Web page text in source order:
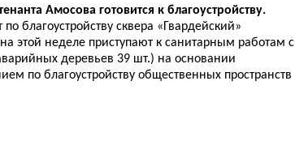
Амосова готовится к благоустройству.
благоустройству сквера «Гвардейский»
этой неделе приступают к санитарным работам с
деревьев 39 шт.) на основании
по благоустройству общественных пространств